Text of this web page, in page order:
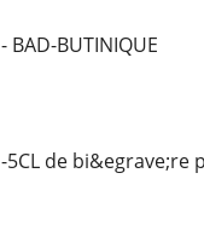
- BAD-BUTINIQUE
-5CL de bi&egrave;re